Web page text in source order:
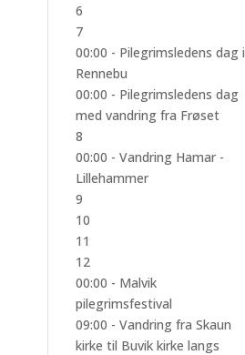
6
7
00:00 - Pilegrimsledens dag i
Rennebu
00:00 - Pilegrimsledens dag
med vandring fra Frøset
8
00:00 -Vandring Hamar -
Lillehammer
9
10
11
12
00:00 - Malvik
pilegrimsfestival
09:00 -Vandring fra Skaun
kirke til Buvik kirke langs